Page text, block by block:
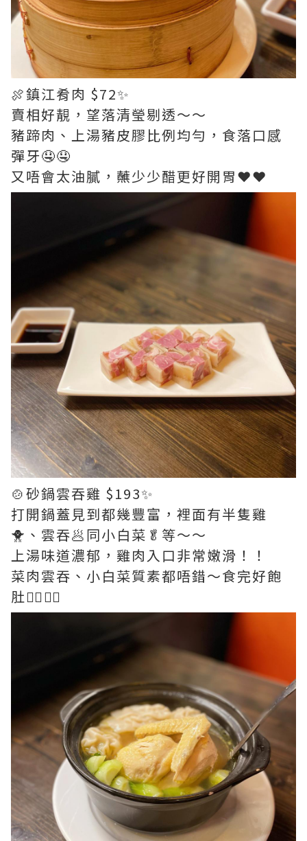
🍖鎮江肴肉 $72✨
賣相好靚，望落清瑩剔透～～
豬蹄肉、上湯豬皮膠比例均勻，食落口感
彈牙🤤🤤
又唔會太油膩，蘸少少醋更好開胃❤️❤️
🍲砂鍋雲吞雞 $193✨
打開鍋蓋見到都幾豐富，裡面有半隻雞
🐥、雲吞🥟同小白菜🥬等～～
上湯味道濃郁，雞肉入口非常嫩滑！！
菜肉雲吞、小白菜質素都唔錯～食完好飽
肚👍🏻👍🏻